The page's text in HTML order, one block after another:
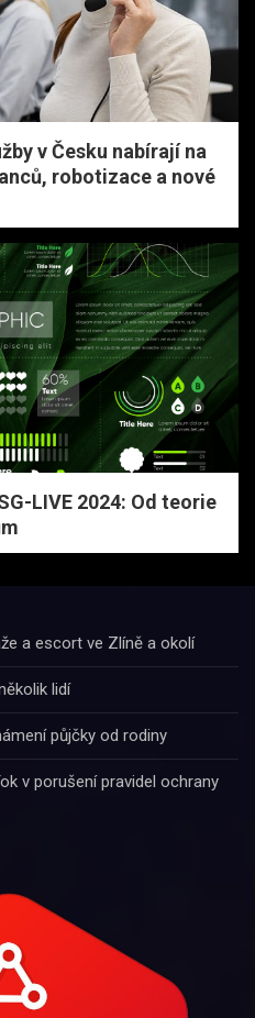
v Česku nabírají na
robotizace a nové
LIVE 2024: Od teorie
a escort ve Zlíně a okolí
lidí
půjčky od rodiny
v porušení pravidel ochrany